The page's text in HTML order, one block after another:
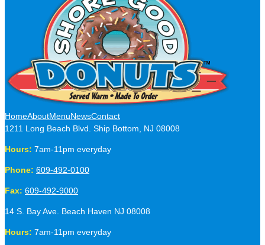
HomeAboutMenuNewsContact
1211 Long Beach Blvd. Ship Bottom, NJ 08008
Hours: 7am-11pm everyday
Phone: 609-492-0100
Fax: 609-492-9000
14 S. Bay Ave. Beach Haven NJ 08008
Hours: 7am-11pm everyday